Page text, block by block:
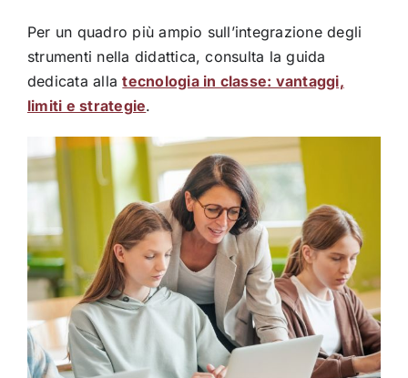
Per un quadro più ampio sull’integrazione degli
strumenti nella didattica, consulta la guida
dedicata allatecnologia in classe: vantaggi,
limiti e strategie.